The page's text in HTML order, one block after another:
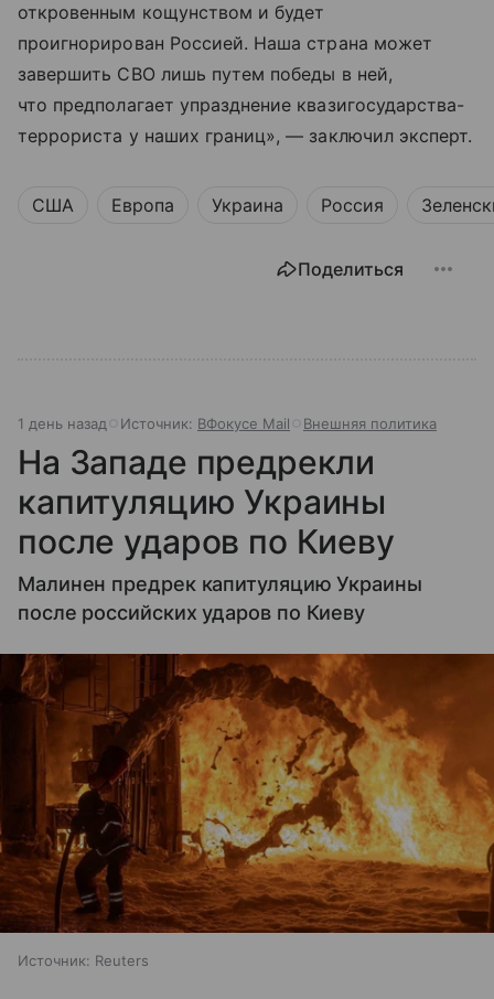
откровенным кощунством и будет
проигнорирован Россией. Наша страна может
завершить СВО лишь путем победы в ней,
что предполагает упразднение квазигосударства-
террориста у наших границ», — заключил эксперт.
США Европа Украина Россия
Поделиться
1 день назад Источник: ВФокусе Mail Внешняя политика
На Западе предрекли
капитуляцию Украины
после ударов по Киеву
Малинен предрек капитуляцию Украины
после российских ударов по Киеву
Источник: Reuters